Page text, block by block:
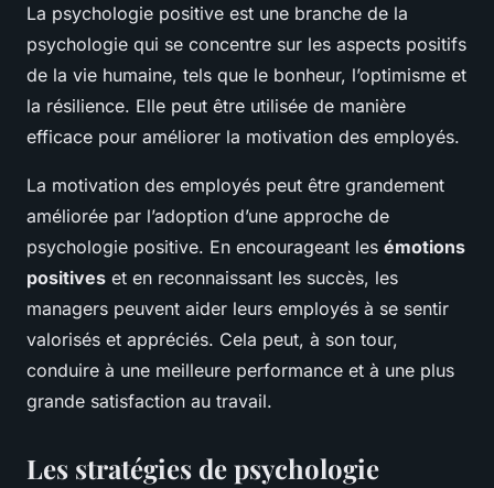
La psychologie positive est une branche de la
psychologie qui se concentre sur les aspects positifs
de la vie humaine, tels que le bonheur, l’optimisme et
la résilience. Elle peut être utilisée de manière
efficace pour améliorer la motivation des employés.
La motivation des employés peut être grandement
améliorée par l’adoption d’une approche de
psychologie positive. En encourageant les émotions
positives et en reconnaissant les succès, les
managers peuvent aider leurs employés à se sentir
valorisés et appréciés. Cela peut, à son tour,
conduire à une meilleure performance et à une plus
grande satisfaction au travail.
Les stratégies de psychologie